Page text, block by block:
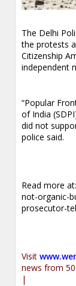
The Delhi
the protests
Citizenship
independent
“Popular
of India
did not
police said.
Read more
not-organic-
prosecutor-
Visit
news from
|